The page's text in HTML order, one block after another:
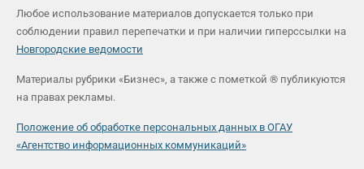
Любое использование материалов допускается только при
соблюдении правил перепечатки и при наличии гиперссылки на
Новгородские ведомости
Материалы рубрики «Бизнес», а также с пометкой ® публикуются
на правах рекламы.
Положение об обработке персональных данных в ОГАУ
«Агентство информационных коммуникаций»